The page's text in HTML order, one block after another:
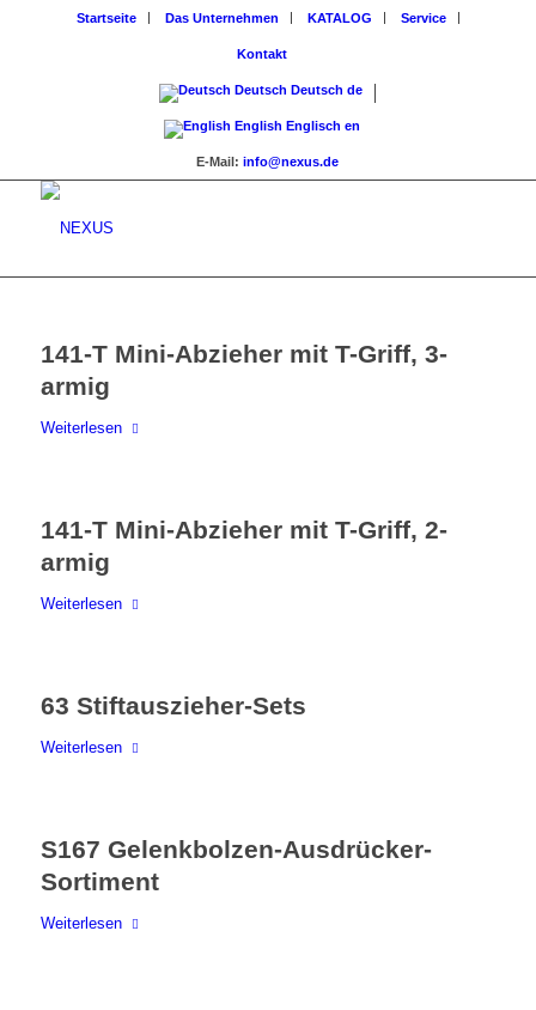
Startseite Das Unternehmen KATALOG Service
Kontakt
Deutsch Deutsch de
English Englisch en
E-Mail:info@nexus.de
141-T Mini-Abzieher mit T-Griff, 3-
armig
Weiterlesen
141-T Mini-Abzieher mit T-Griff, 2-
armig
Weiterlesen
63 Stiftauszieher-Sets
Weiterlesen
S167 Gelenkbolzen-Ausdrücker-
Sortiment
Weiterlesen